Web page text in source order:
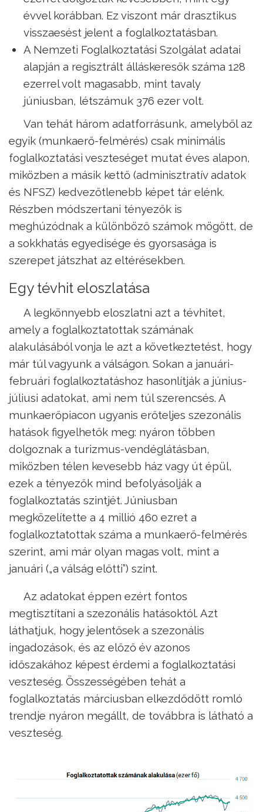
évvel korábban. Ez viszont már drasztikus
visszaesést jelent a foglalkoztatásban.
A Nemzeti Foglalkoztatási Szolgálat adatai
alapján a regisztrált álláskeresők száma 128
ezerrel volt magasabb, mint tavaly
júniusban, létszámuk 376 ezer volt.
Van tehát három adatforrásunk, amelyből az
egyik (munkaerő-felmérés) csak minimális
foglalkoztatási veszteséget mutat éves alapon,
miközben a másik kettő (adminisztratív adatok
és NFSZ) kedvezőtlenebb képet tár elénk.
Részben módszertani tényezők is
meghúzódnak a különböző számok mögött, de
a sokkhatás egyedisége és gyorsasága is
szerepet játszhat az eltérésekben.
Egy tévhit eloszlatása
A legkönnyebb eloszlatni azt a tévhitet,
amely a foglalkoztatottak számának
alakulásából vonja le azt a következtetést, hogy
már túl vagyunk a válságon. Sokan a januári-
februári foglalkoztatáshoz hasonlítják a június-
júliusi adatokat, ami nem túl szerencsés. A
munkaerőpiacon ugyanis erőteljes szezonális
hatások figyelhetők meg: nyáron többen
dolgoznak a turizmus-vendéglátásban,
miközben télen kevesebb ház vagy út épül,
ezek a tényezők mind befolyásolják a
foglalkoztatás szintjét. Júniusban
megközelítette a 4 millió 460 ezret a
foglalkoztatottak száma a munkaerő-felmérés
szerint, ami már olyan magas volt, mint a
januári („a válság előtti”) szint.
Az adatokat éppen ezért fontos
megtisztítani a szezonális hatásoktól. Azt
láthatjuk, hogy jelentősek a szezonális
ingadozások, és az előző év azonos
időszakához képest érdemi a foglalkoztatási
veszteség. Összességében tehát a
foglalkoztatás márciusban elkezdődött romló
trendje nyáron megállt, de továbbra is látható a
veszteség.